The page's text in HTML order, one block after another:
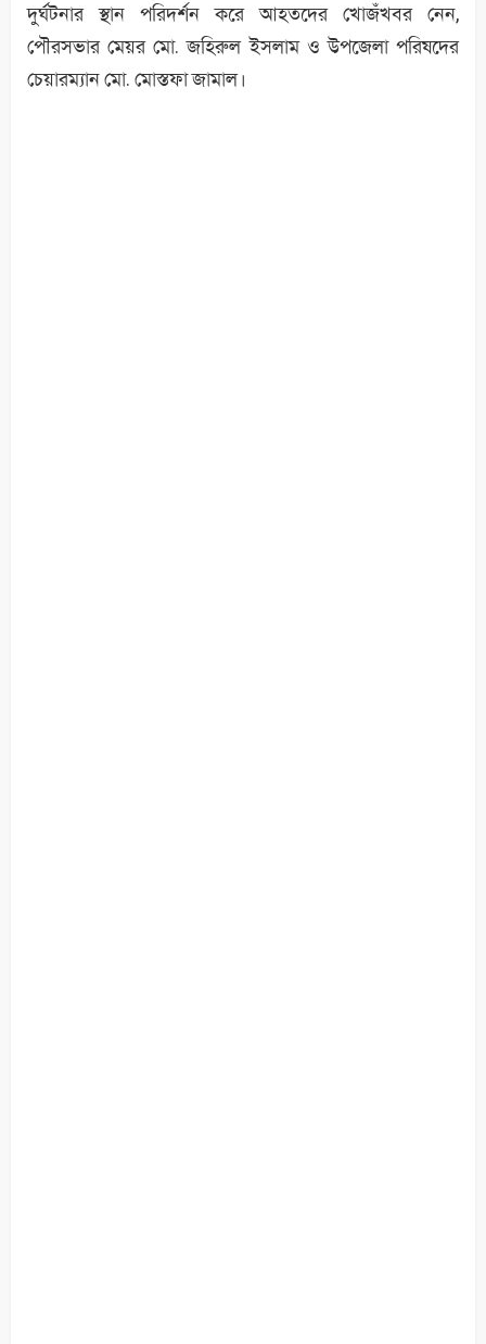
দুর্ঘটনার স্থান পরিদর্শন করে আহতদের খোজঁখবর নেন,
পৌরসভার মেয়র মো. জহিরুল ইসলাম ও উপজেলা পরিষদের
চেয়ারম্যান মো. মোস্তফা জামাল।